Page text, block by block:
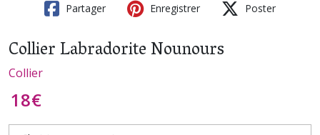
Partager Enregistrer Poster
Collier Labradorite Nounours
Collier
18€